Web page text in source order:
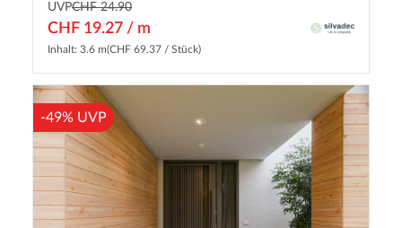
UVPCHF 24.90
CHF 19.27 / m
Inhalt: 3.6 m(CHF 69.37 / Stück)
-49% UVP